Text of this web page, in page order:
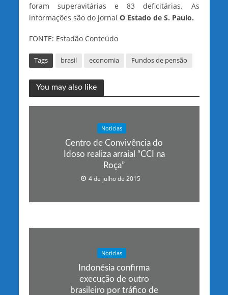
foram superavitárias e 83 deficitárias. As
informações são do jornal O Estado de S. Paulo.
FONTE: Estadão Conteúdo
Tags brasil economia Fundos de pensão
You may also like
Noticias
Centro de Convivência do
Idoso realiza arraial “CCI na
Roça”
4 de julho de 2015
Noticias
Indonésia confirma
execução de outro
brasileiro por tráfico de